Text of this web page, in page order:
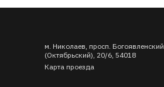
м. Николаев, просп. Богоявленский
(Октябрьский), 20/6, 54018
Карта проезда